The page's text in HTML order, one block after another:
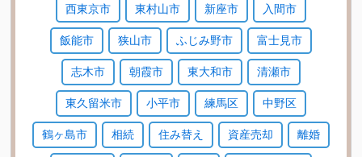
西東京市 東村山市 新座市 入間市
飯能市 狭山市 ふじみ野市 富士見市
志木市 朝霞市 東大和市 清瀬市
東久留米市 小平市 練馬区 中野区
鶴ヶ島市 相続 住み替え 資産売却 離婚